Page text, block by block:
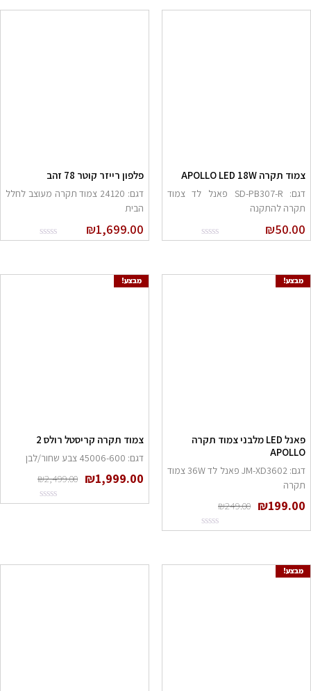
צמוד תקרה APOLLO LED 18W
דגם: SD-PB307-R פאנל לד צמוד
תקרה להתקנה
₪50.00
פלפון רייזר קוטר 78 זהב
דגם: 24120 צמוד תקרה מעוצב לחלל
הבית
₪1,699.00
מבצע!
פאנל LED מלבני צמוד תקרה
APOLLO
דגם: JM-XD3602 פאנל לד 36W צמוד
תקרה
₪249.00 המחיר
המקורי ₪199.00 המחיר
הנוכחי
₪199.00.
מבצע!
צמוד תקרה קריסטל רולס 2
דגם: 45006-600 צבע שחור/לבן
₪2,499.00 המחיר
המקורי ₪1,999.00 המחיר
הנוכחי
₪1,999.00.
מבצע!